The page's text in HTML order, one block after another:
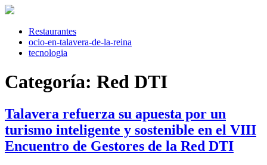
Saltar
contenidoRestaurantes
ocio-en-talavera-de-la-reina
tecnologia
Categoría: Red DTI
Talavera refuerza su apuesta por un
turismo inteligente y sostenible en el VIII
Encuentro de Gestores de la Red DTI